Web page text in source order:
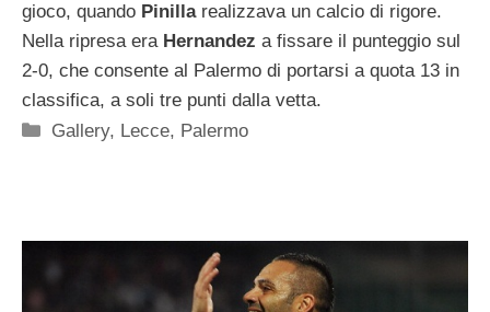
gioco, quando Pinillarealizzava un calcio di rigore.
Nella ripresa era Hernandez a fissare il punteggio sul
2-0, che consente al Palermo di portarsi a quota 13 in
classifica, a soli tre punti dalla vetta.
Categorie
Gallery, Lecce, Palermo